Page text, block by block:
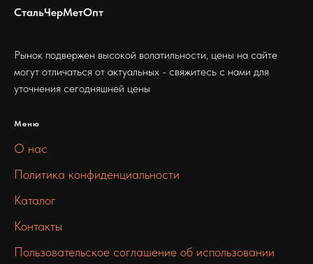
СтальЧерМетОпт
Рынок подвержен высокой волатильности, цены на сайте
могут отличаться от актуальных - свяжитесь с нами для
уточнения сегодняшней цены
Меню
О нас
Политика конфиденциальности
Каталог
Контакты
Пользовательское соглашение об использовании